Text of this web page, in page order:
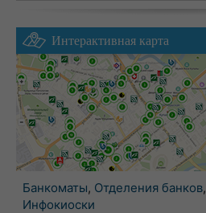
Интерактивная карта
Банкоматы, Отделения банков,
Инфокиоски